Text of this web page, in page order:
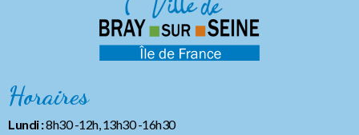
Horaires
Lundi :8h30 -12h, 13h30 -16h30